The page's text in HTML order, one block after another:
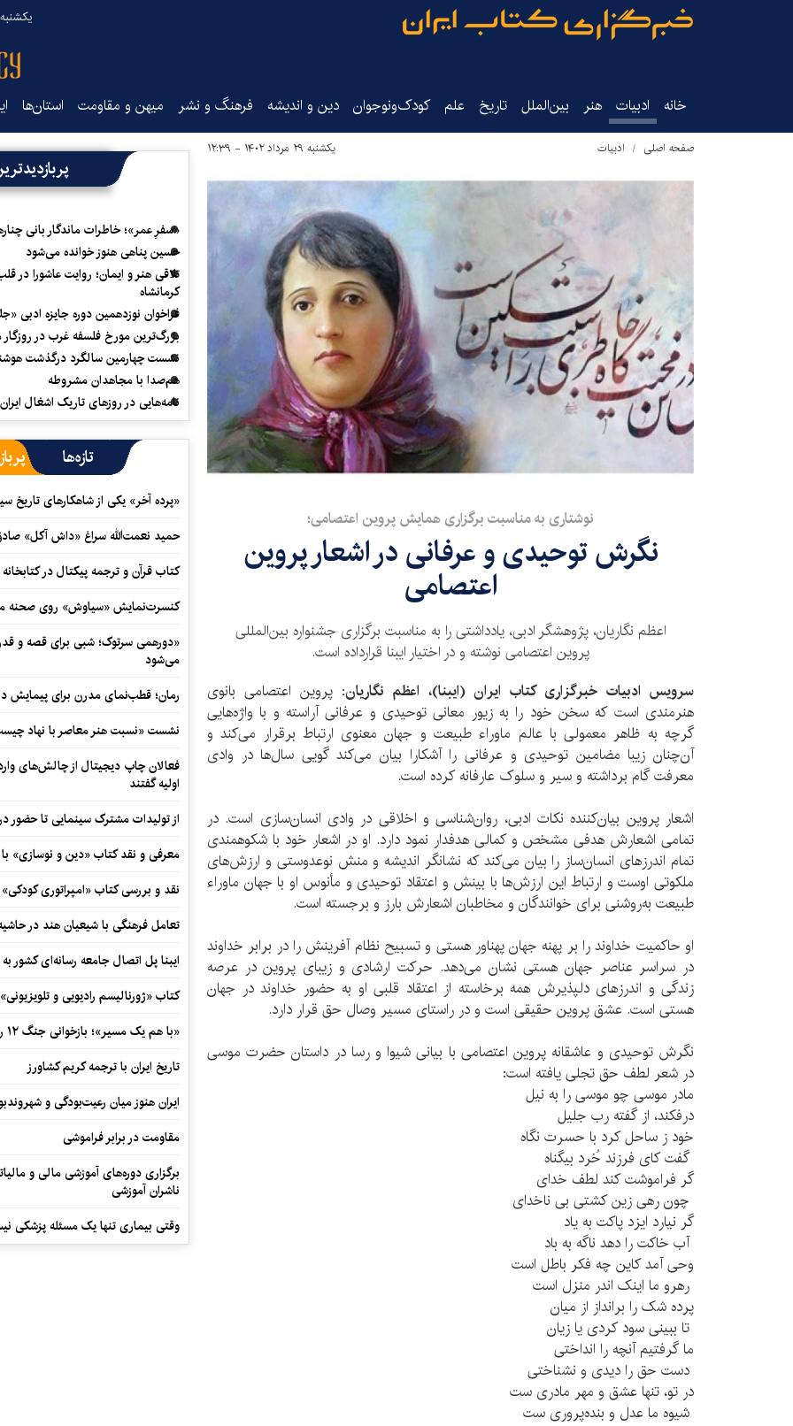
یکشنبه ۱۸ مرداد
خانه ادبیات هنر بین‌الملل تاریخ‌ علم کودک‌ونوجوان دین و اندیشه فرهنگ و نشر میهن و مقاومت استان‌ها
صفحه اصلی ادبیات یکشنبه ۲۹ مرداد ۱۴۰۲ - ۱۲:۳۹
نوشتاری به مناسبت برگزاری همایش پروین اعتصامی؛
نگرش توحیدی و عرفانی در اشعار پروین
اعتصامی
اعظم نگاریان، پژوهشگر ادبی، یادداشتی را به مناسبت برگزاری جشنواره بین‌المللی
پروین اعتصامی نوشته و در اختیار ایبنا قرارداده است.
سرویس ادبیات خبرگزاری کتاب ایران (ایبنا)، اعظم نگاریان: پروین اعتصامی بانوی
هنرمندی است که سخن خود را به زیور معانی توحیدی و عرفانی آراسته و با واژه‌هایی
گرچه به ظاهر معمولی با عالم ماوراء طبیعت و جهان معنوی ارتباط برقرار می‌کند و
آن‌چنان زیبا مضامین توحیدی و عرفانی را آشکارا بیان می‌کند گویی سال‌ها در وادی
معرفت گام برداشته و سیر و سلوک عارفانه کرده است.
اشعار پروین بیان‌کننده نکات ادبی، روان‌شناسی و اخلاقی در وادی انسان‌سازی است. در
تمامی اشعارش هدفی مشخص و کمالی هدفدار نمود دارد. او در اشعار خود با شکوهمندی
تمام اندرزهای انسان‌ساز را بیان می‌کند که نشانگر اندیشه و منش نوعدوستی و ارزش‌های
ملکوتی اوست و ارتباط این ارزش‌ها با بینش و اعتقاد توحیدی و مأنوس او با جهان ماوراء
طبیعت به‌روشنی برای خوانندگان و مخاطبان اشعارش بارز و برجسته است.
او حاکمیت خداوند را بر پهنه جهان پهناور هستی و تسبیح نظام آفرینش را در برابر خداوند
در سراسر عناصر جهان هستی نشان می‌دهد. حرکت ارشادی و زیبای پروین در عرصه
زندگی و اندرزهای دلپذیرش همه برخاسته از اعتقاد قلبی او به حضور خداوند در جهان
هستی است. عشق پروین حقیقی است و در راستای مسیر وصال حق قرار دارد.
نگرش توحیدی و عاشقانه پروین اعتصامی با بیانی شیوا و رسا در داستان حضرت موسی
در شعر لطف حق تجلی یافته است:
مادر موسی چو موسی را به نیل
درفکند، از گفته رب جلیل
خود ز ساحل کرد با حسرت نگاه
گفت کای فرزند خُرد بیگناه
گر فراموشت کند لطف خدای
چون رهی زین کشتی بی ناخدای
گر نیارد ایزد پاکت به یاد
آب خاکت را دهد ناگه به باد
وحی آمد کاین چه فکر باطل است
رهرو ما اینک اندر منزل است
پرده شک را برانداز از میان
تا ببینی سود کردی یا زیان
ما گرفتیم آنچه را انداختی
دست حق را دیدی و نشناختی
در تو، تنها عشق و مهر مادری ست
شیوه ما عدل و بنده‌پروری ست
«سفرِ عمر»؛ خاطرات ماندگار بانی
حسین پناهی هنوز خوانده می‌شود
تلاقی هنر و ایمان؛ روایت عاشورا در
کرمانشاه
فراخوان نوزدهمین دوره جایزه ادبی
بزرگ‌ترین مورخ فلسفه غرب در روزگار
نشست چهارمین سالگرد درگذشت
هم‌صدا با مجاهدان مشروطه
نامه‌هایی در روزهای تاریک اشغال ایران
تازه‌ها
«پرده آخر» یکی از شاهکارهای تاریخ
حمید نعمت‌‏الله سراغ «داش آکل»
کتاب قرآن و ترجمه پیکتال در
کنسرت‌نمایش «سیاوش» روی صحنه
«دورهمی سرتوک؛ شبی برای قصه و
می‌شود
رمان؛ قطب‌نمای مدرن برای پیمایش
نشست «نسبت هنر معاصر با نهاد
فعالان چاپ دیجیتال از چالش‌های
اولیه گفتند
از تولیدات مشترک سینمایی تا حضور
معرفی و نقد کتاب «دین و نوسازی»
نقد و بررسی کتاب «امپراتوری کودکی»
تعامل فرهنگی با شیعیان هند در
ایبنا پل اتصال جامعه رسانه‌ای کشور
کتاب «ژورنالیسم رادیویی و تلویزیونی»
«با هم یک مسیر»؛ بازخوانی جنگ ۱۲ روزه در قاب یک رمان کوتاه
تاریخ ایران با ترجمه کریم کشاورز
ایران هنوز میان رعیت‌بودگی و
مقاومت در برابر فراموشی
برگزاری دوره‌های آموزشی مالی و
ناشران آموزشی
وقتی بیماری تنها یک مسئله پزشکی